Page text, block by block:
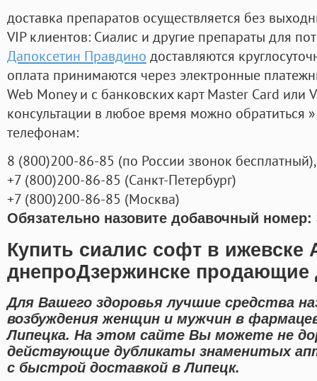
доставка препаратов осуществляется без
VIP клиентов: Сиалис и другие препараты для
Дапоксетин Правдино доставляются
оплата принимаются через электронные
Web Money и с банковских карт Master Card или
консультации в любое время можно обратиться
телефонам:
8 (800)200-86-85 (по России звонок бесплатный),
+7 (800)200-86-85 (Санкт-Петербург)
+7 (800)200-86-85 (Москва)
Обязательно назовите добавочный номер:
Купить сиалис софт в ижевске
днепроДзержинске продающие
Для Вашего здоровья лучшие средства
возбуждения женщин и мужчин в
Липецка. На этом сайте Вы можете не
действующие дубликаты знаменитых
с быстрой доставкой в Липецк.